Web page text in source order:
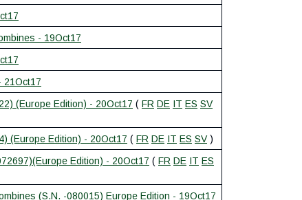
- 19Oct17
21Oct17
(Europe Edition) - 20Oct17 ( FR DE IT ES SV
(Europe Edition) - 20Oct17 ( FR DE IT ES SV)
Edition) - 20Oct17 ( FR DE IT ES
(S.N. -080015) Europe Edition - 19Oct17